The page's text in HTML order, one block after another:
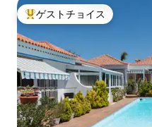
大好評のゲストチョイスです
ゲストチョイス